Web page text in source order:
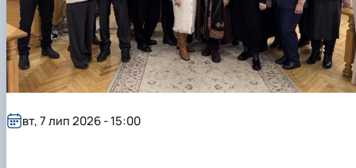
Матеріально-технічна база
Бази практичного навчання здобувачів
Інформація про акредитацію
вт, 7 лип 2026 - 15:00